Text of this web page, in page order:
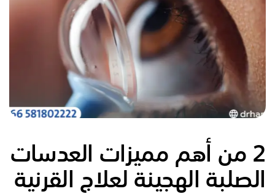
2 من أهم مميزات العدسات
الصلبة الهجينة لعلاج القرنية